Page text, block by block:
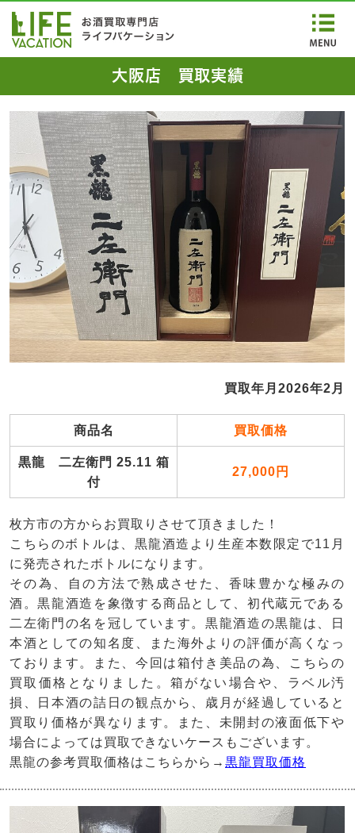
大阪店 買取実績
買取年月2026年2月
商品名 買取価格
黒龍 二左衛門 25.11 箱
付
27,000円
枚方市の方からお買取りさせて頂きました！
こちらのボトルは、黒龍酒造より生産本数限定で11月
に発売されたボトルになります。
その為、自の方法で熟成させた、香味豊かな極みの
酒。黒龍酒造を象徴する商品として、初代蔵元である
二左衛門の名を冠しています。黒龍酒造の黒龍は、日
本酒としての知名度、また海外よりの評価が高くなっ
ております。また、今回は箱付き美品の為、こちらの
買取価格となりました。箱がない場合や、ラベル汚
損、日本酒の詰日の観点から、歳月が経過していると
買取り価格が異なります。また、未開封の液面低下や
場合によっては買取できないケースもございます。
黒龍の参考買取価格はこちらから→ 黒龍買取価格